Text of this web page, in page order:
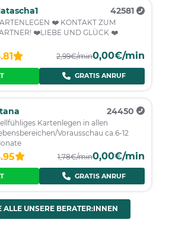
42581
❤️ KONTAKT ZUM
PARTNER! ❤️LIEBE UND GLÜCK ❤️
2,99€/min0,00€/min
GRATIS ANRUF
24450
Kartenlegen in allen
Vorausschau ca.6-12
1,78€/min0,00€/min
GRATIS ANRUF
ALLE UNSERE BERATER:INNEN